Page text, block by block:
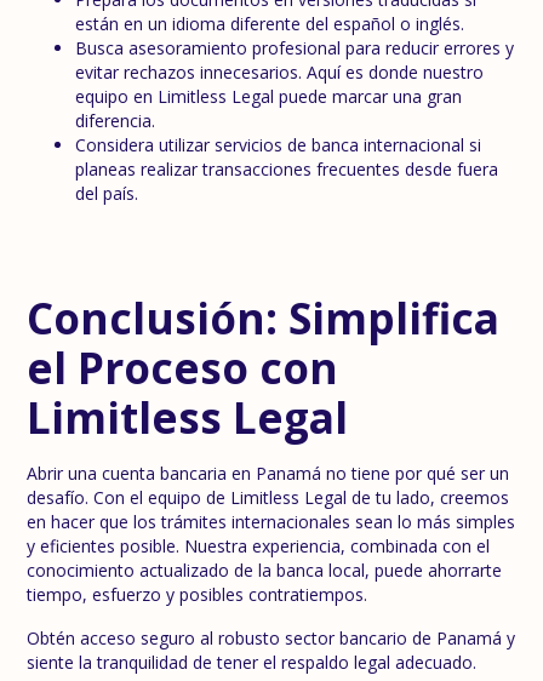
están en un idioma diferente del español o inglés.
Busca asesoramiento profesional para reducir errores y
evitar rechazos innecesarios. Aquí es donde nuestro
equipo en Limitless Legal puede marcar una gran
diferencia.
Considera utilizar servicios de banca internacional si
planeas realizar transacciones frecuentes desde fuera
del país.
Conclusión: Simplifica
el Proceso con
Limitless Legal
Abrir una cuenta bancaria en Panamá no tiene por qué ser un
desafío. Con el equipo de Limitless Legal de tu lado, creemos
en hacer que los trámites internacionales sean lo más simples
y eficientes posible. Nuestra experiencia, combinada con el
conocimiento actualizado de la banca local, puede ahorrarte
tiempo, esfuerzo y posibles contratiempos.
Obtén acceso seguro al robusto sector bancario de Panamá y
siente la tranquilidad de tener el respaldo legal adecuado.